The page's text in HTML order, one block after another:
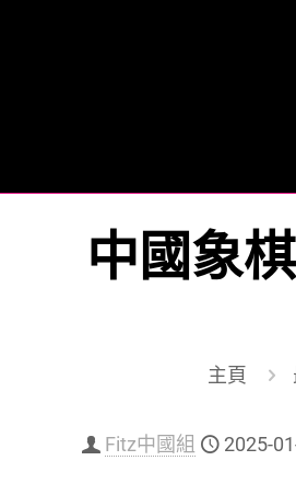
中國象
主頁
Fitz中國組 2025-